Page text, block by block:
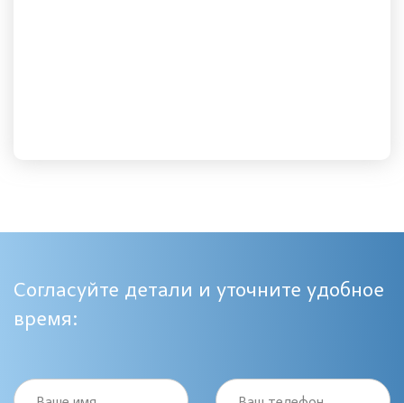
Согласуйте детали и уточните удобное
время: